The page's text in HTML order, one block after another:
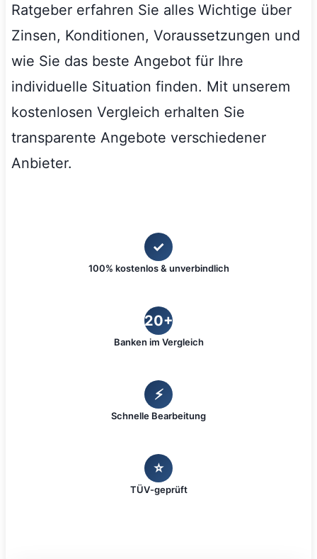
Ratgeber erfahren Sie alles Wichtige über
Zinsen, Konditionen, Voraussetzungen und
wie Sie das beste Angebot für Ihre
individuelle Situation finden. Mit unserem
kostenlosen Vergleich erhalten Sie
transparente Angebote verschiedener
Anbieter.
✓
100% kostenlos & unverbindlich
20+
Banken im Vergleich
⚡
Schnelle Bearbeitung
⭐
TÜV-geprüft